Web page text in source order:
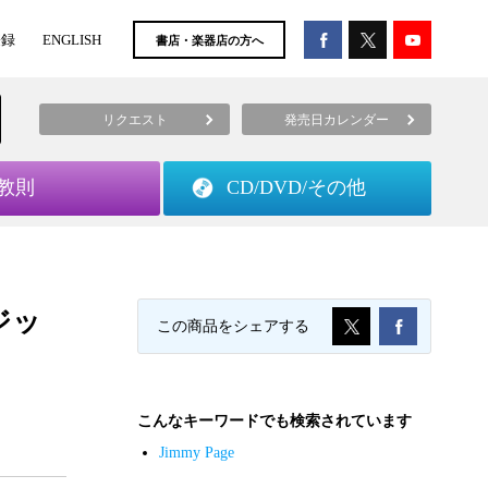
ENGLISH 書店・楽器店の方へ
リクエスト 発売日カレンダー
則 CD/DVD/その他
ッ
この商品をシェアする
こんなキーワードでも検索されています
Jimmy Page